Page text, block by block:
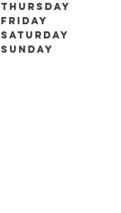
Thursday
Friday
Saturday
Sunday
9h00 à